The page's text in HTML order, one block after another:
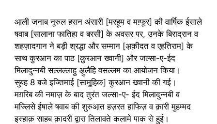
आ़ली जनाब नूरुल हसन अंसारी [मरहूम व मग़्फूर] की वार्षिक ईसाले
षवाब [सालाना फातिहा व बरसी] के अवसर पर, उनके बिराद्रान व
शहज़ादगान ने बड़ी श्रद्धा और सम्मान [अ़क़ीदत व एहतिराम] के
साथ कुरआन का पाठ [क़ुरआन ख्वानी] और जल्सा-ए-ईद
मिलादुन्नबी सल्लल्लाहु अ़ुलैहि वसल्लम का आयोजन किया।
सुबह 8 बजे इज्तिमाई [सामूहिक] कुरआन ख्वानी की गई।
मग़रिब की नमाज़ के बाद तुरंत जल्सा-ए- ईद मिलादुन्नबी व
मज्लिसे ईषाले षवाब की शुरुआ़त हज़रत हाफिज़ व क़ारी मुहम्मद
इस्हाक़ साहब क़ादरी द्वारा तिलावते कलामे पाक से हुई।